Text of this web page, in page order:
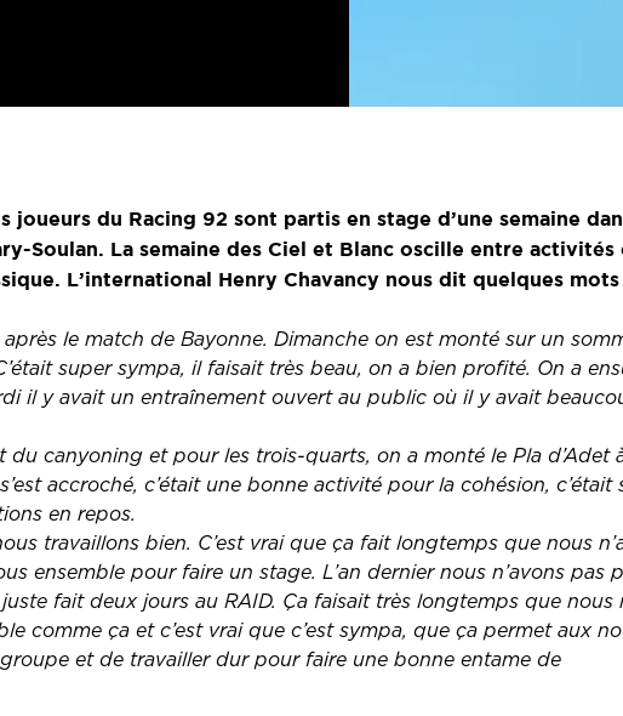
joueurs du Racing 92 sont partis en stage d’une semaine
Soulan. La semaine des Ciel et Blanc oscille entre activités
L’international Henry Chavancy nous dit quelques mots
le match de Bayonne. Dimanche on est monté sur un
super sympa, il faisait très beau, on a bien profité. On a
il y avait un entraînement ouvert au public où il y avait
du canyoning et pour les trois-quarts, on a monté le Pla d’Adet
accroché, c’était une bonne activité pour la cohésion, c’était
en repos.
travaillons bien. C’est vrai que ça fait longtemps que nous
ensemble pour faire un stage. L’an dernier nous n’avons pas
fait deux jours au RAID. Ça faisait très longtemps que nous
comme ça et c’est vrai que c’est sympa, que ça permet aux
et de travailler dur pour faire une bonne entame de